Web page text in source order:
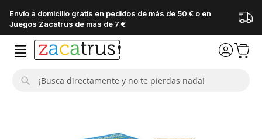
Envío a domicilio gratis en pedidos de más de 50 € o en
Juegos Zacatrus de más de 7 €